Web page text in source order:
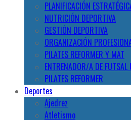
PLANIFICACIÓN
NUTRICIÓN DEPORTIVA
GESTIÓN DEPORTIVA
ORGANIZACIÓN
PILATES REFORMER Y MAT
ENTRENADOR/A DE
PILATES REFORMER
Deportes
Ajedrez
Atletismo